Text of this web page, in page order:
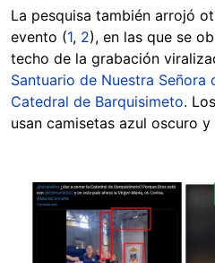
La pesquisa también arrojó
evento (1, 2), en las que se
techo de la grabación
Santuario de Nuestra Señora
Catedral de Barquisimeto.
usan camisetas azul oscuro y
Image